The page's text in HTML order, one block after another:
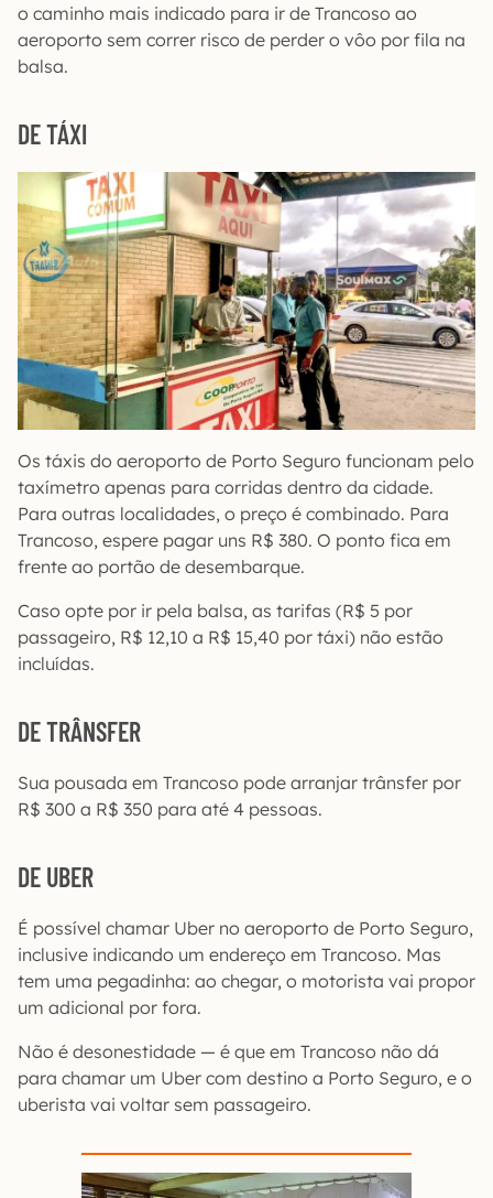
o caminho mais indicado para ir de Trancoso ao
aeroporto sem correr risco de perder o vôo por fila na
balsa.
DE TÁXI
Os táxis do aeroporto de Porto Seguro funcionam pelo
taxímetro apenas para corridas dentro da cidade.
Para outras localidades, o preço é combinado. Para
Trancoso, espere pagar uns R$ 380. O ponto fica em
frente ao portão de desembarque.
Caso opte por ir pela balsa, as tarifas (R$ 5 por
passageiro, R$ 12,10 a R$ 15,40 por táxi) não estão
incluídas.
DE TRÂNSFER
Sua pousada em Trancoso pode arranjar trânsfer por
R$ 300 a R$ 350 para até 4 pessoas.
DE UBER
É possível chamar Uber no aeroporto de Porto Seguro,
inclusive indicando um endereço em Trancoso. Mas
tem uma pegadinha: ao chegar, o motorista vai propor
um adicional por fora.
Não é desonestidade — é que em Trancoso não dá
para chamar um Uber com destino a Porto Seguro, e o
uberista vai voltar sem passageiro.